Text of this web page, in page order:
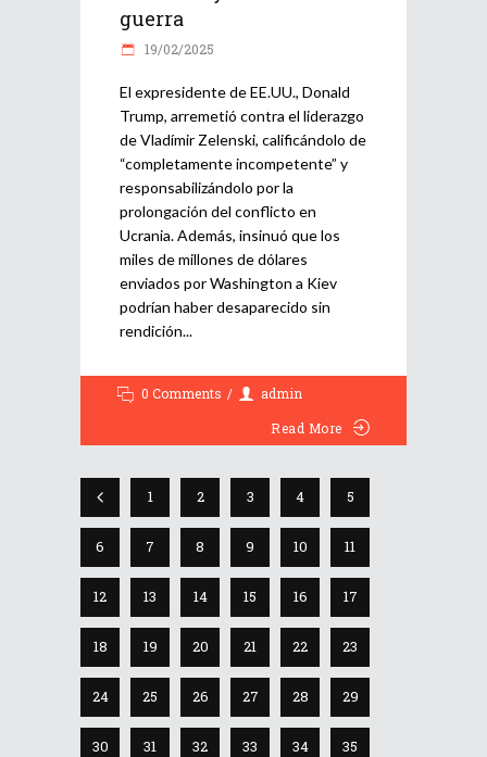
guerra
19/02/2025
El expresidente de EE.UU., Donald
Trump, arremetió contra el liderazgo
de Vladímir Zelenski, calificándolo de
“completamente incompetente” y
responsabilizándolo por la
prolongación del conflicto en
Ucrania. Además, insinuó que los
miles de millones de dólares
enviados por Washington a Kiev
podrían haber desaparecido sin
rendición
0 Comments
admin
Read More
1 2 3 4 5
6 7 8 9 10 11
12 13 14 15 16 17
18 19 20 21 22 23
24 25 26 27 28 29
30 31 32 33 34 35